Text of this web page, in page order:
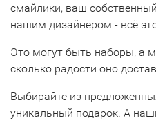
смайлики, ваш
нашим дизайнером - всё
Это могут быть наборы, а
сколько радости оно
Выбирайте из
уникальный подарок. А